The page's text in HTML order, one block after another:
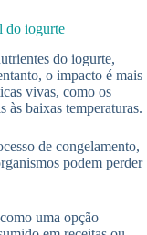
do iogurte
do iogurte,
o impacto é mais
vivas, como os
às baixas temperaturas.
de congelamento,
podem perder
uma opção